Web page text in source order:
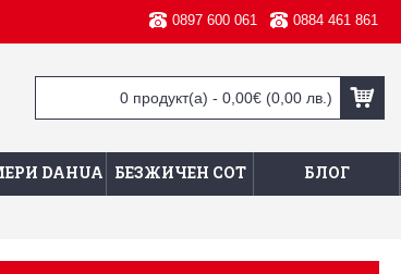
0897 600 061 0884 461 861
0 продукт(а) - 0,00€(0,00 лв.)
DAHUA БЕЗЖИЧЕН СОТ БЛОГ